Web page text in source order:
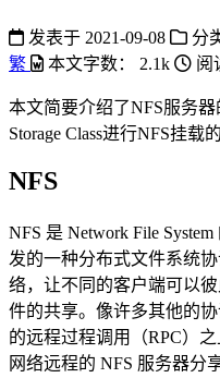
发表于 2021-09-08 分
繁
本文字数： 2.1k 阅
本文简要介绍了NFS服务器
Storage Class进行NFS挂载
NFS
NFS 是 Network File
发的一种分布式文件系统
络，让不同的客户端可以
件的共享。像许多其他的
的远程过程调用（RPC）
网络远程的 NFS 服务器分